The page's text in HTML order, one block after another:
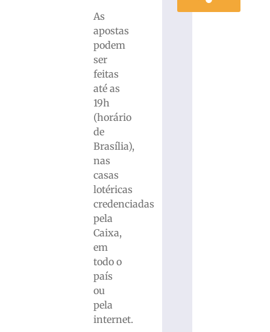
As
apostas
podem
ser
feitas
até as
19h
(horário
de
Brasília),
nas
casas
lotéricas
credenciadas
pela
Caixa,
em
todo o
país
ou
pela
internet.